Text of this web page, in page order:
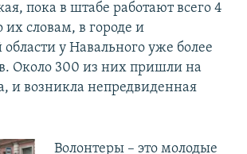
пока в штабе работают всего 4
их словам, в городе и
у Навального уже более
Около 300 из них пришли на
и возникла непредвиденная
Волонтеры – это молодые